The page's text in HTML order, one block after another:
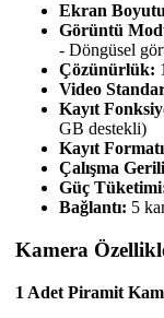
Ekran
Görüntü
- Döngüsel
Çözünürlük:
Video
Kayıt
GB destekli)
Kayıt
Çalışma
Güç
Bağlantı: 5
Kamera
1 Adet Piramit